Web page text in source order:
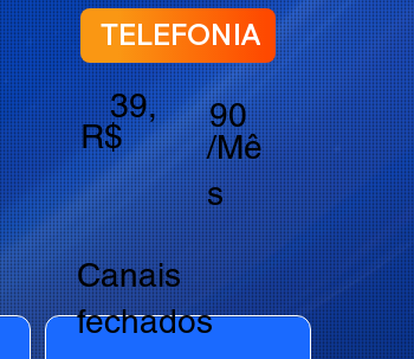
/Mê
s
90
39,
R$
TELEFONIA
Canais
fechados